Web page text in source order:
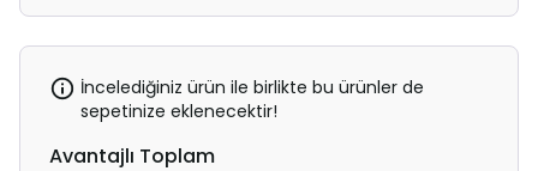
İncelediğiniz ürün ile birlikte bu ürünler de
sepetinize eklenecektir!
Avantajlı Toplam